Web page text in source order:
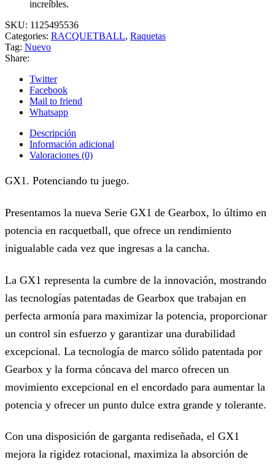
increíbles.
SKU: 1125495536
Categories: RACQUETBALL, Raquetas
Tag: Nuevo
Share:
Twitter
Facebook
Mail to friend
Whatsapp
Descripción
Información adicional
Valoraciones (0)
GX1. Potenciando tu juego.
Presentamos la nueva Serie GX1 de Gearbox, lo último en
potencia en racquetball, que ofrece un rendimiento
inigualable cada vez que ingresas a la cancha.
La GX1 representa la cumbre de la innovación, mostrando
las tecnologías patentadas de Gearbox que trabajan en
perfecta armonía para maximizar la potencia, proporcionar
un control sin esfuerzo y garantizar una durabilidad
excepcional. La tecnología de marco sólido patentada por
Gearbox y la forma cóncava del marco ofrecen un
movimiento excepcional en el encordado para aumentar la
potencia y ofrecer un punto dulce extra grande y tolerante.
Con una disposición de garganta rediseñada, el GX1
mejora la rigidez rotacional, maximiza la absorción de